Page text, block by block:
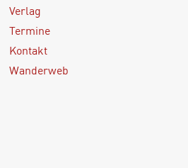
Verlag
Termine
Kontakt
Wanderweb